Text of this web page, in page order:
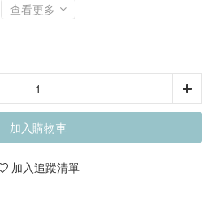
查看更多
加入購物車
加入追蹤清單